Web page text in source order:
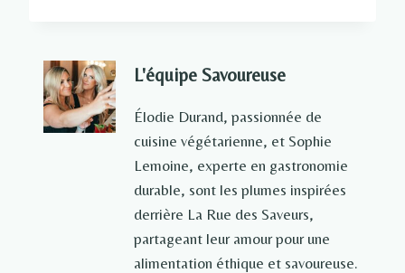
L'équipe Savoureuse
Élodie Durand, passionnée de
cuisine végétarienne, et Sophie
Lemoine, experte en gastronomie
durable, sont les plumes inspirées
derrière La Rue des Saveurs,
partageant leur amour pour une
alimentation éthique et savoureuse.